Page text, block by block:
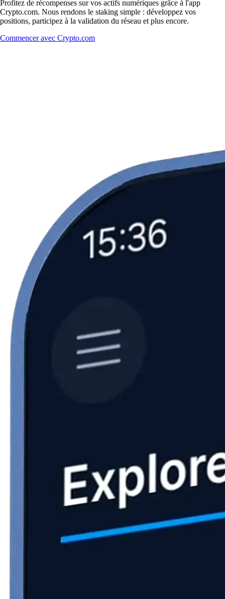
Profitez de récompenses sur vos actifs numériques grâce à l'app
Crypto.com. Nous rendons le staking simple : développez vos
positions, participez à la validation du réseau et plus encore.
Commencer avec Crypto.com